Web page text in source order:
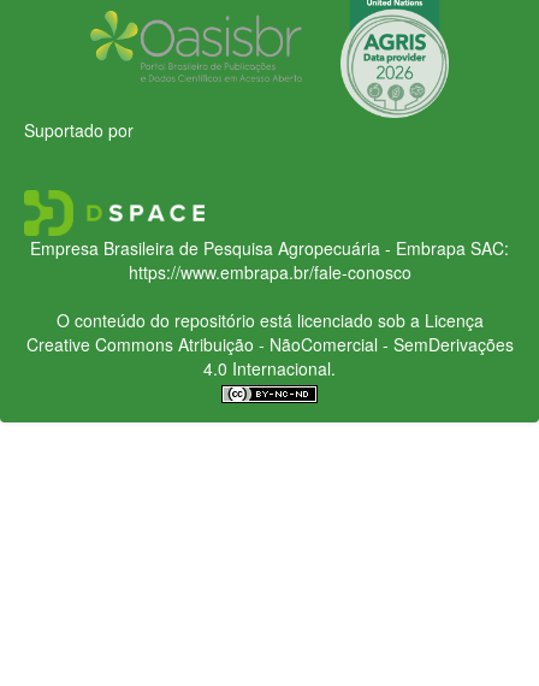
Suportado por
Empresa Brasileira de Pesquisa Agropecuária - Embrapa SAC:
https://www.embrapa.br/fale-conosco
O conteúdo do repositório está licenciado sob a Licença
Creative CommonsAtribuição - NãoComercial - SemDerivações
4.0 Internacional.